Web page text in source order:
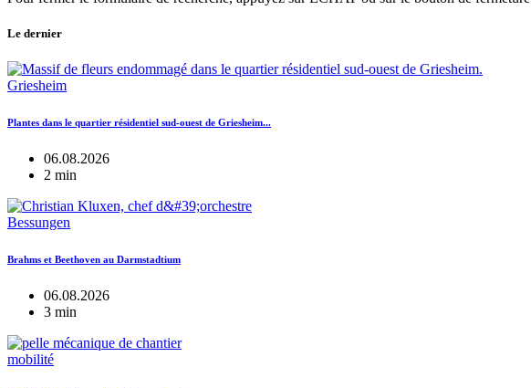
Le dernier
Griesheim
Plantes dans le quartier résidentiel sud-ouest de Griesheim...
06.08.2026
2 min
Bessungen
Brahms et Beethoven au Darmstadtium
06.08.2026
3 min
mobilité